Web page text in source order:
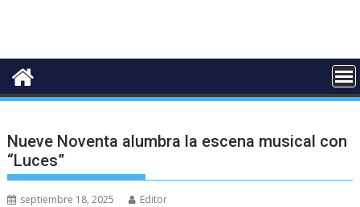
Nueve Noventa alumbra la escena musical con
“Luces”
septiembre 18, 2025 Editor